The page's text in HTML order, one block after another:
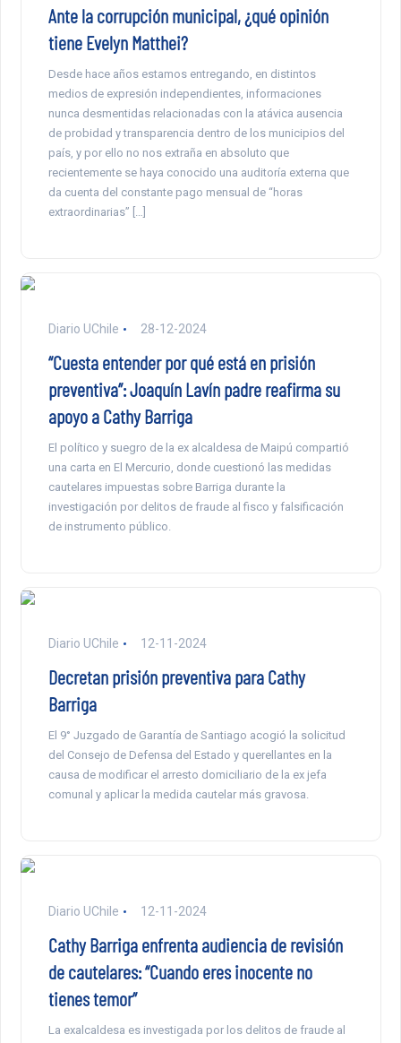
Ante la corrupción municipal, ¿qué opinión
tiene Evelyn Matthei?
Desde hace años estamos entregando, en distintos
medios de expresión independientes, informaciones
nunca desmentidas relacionadas con la atávica ausencia
de probidad y transparencia dentro de los municipios del
país, y por ello no nos extraña en absoluto que
recientemente se haya conocido una auditoría externa que
da cuenta del constante pago mensual de “horas
extraordinarias” […]
Diario UChile 28-12-2024
“Cuesta entender por qué está en prisión
preventiva”: Joaquín Lavín padre reafirma su
apoyo a Cathy Barriga
El político y suegro de la ex alcaldesa de Maipú compartió
una carta en El Mercurio, donde cuestionó las medidas
cautelares impuestas sobre Barriga durante la
investigación por delitos de fraude al fisco y falsificación
de instrumento público.
Diario UChile 12-11-2024
Decretan prisión preventiva para Cathy
Barriga
El 9° Juzgado de Garantía de Santiago acogió la solicitud
del Consejo de Defensa del Estado y querellantes en la
causa de modificar el arresto domiciliario de la ex jefa
comunal y aplicar la medida cautelar más gravosa.
Diario UChile 12-11-2024
Cathy Barriga enfrenta audiencia de revisión
de cautelares: “Cuando eres inocente no
tienes temor”
La exalcaldesa es investigada por los delitos de fraude al